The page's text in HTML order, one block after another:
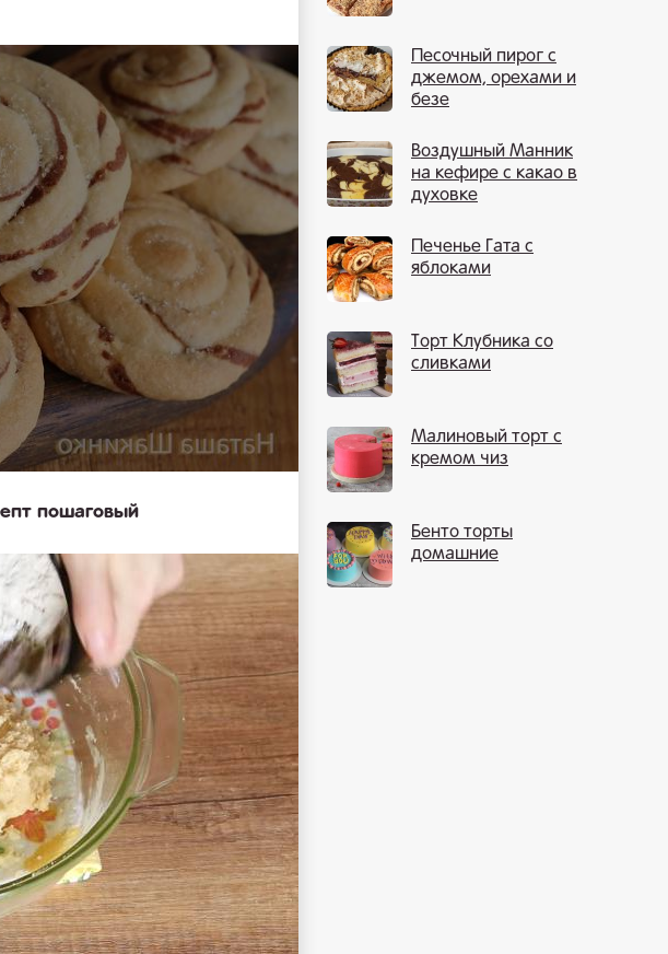
пошаговый
Песочный пирог с
джемом, орехами и
безе
Воздушный Манник
на кефире с какао в
духовке
Печенье Гата с
яблоками
Торт Клубника со
сливками
Малиновый торт с
кремом чиз
Бенто торты
домашние